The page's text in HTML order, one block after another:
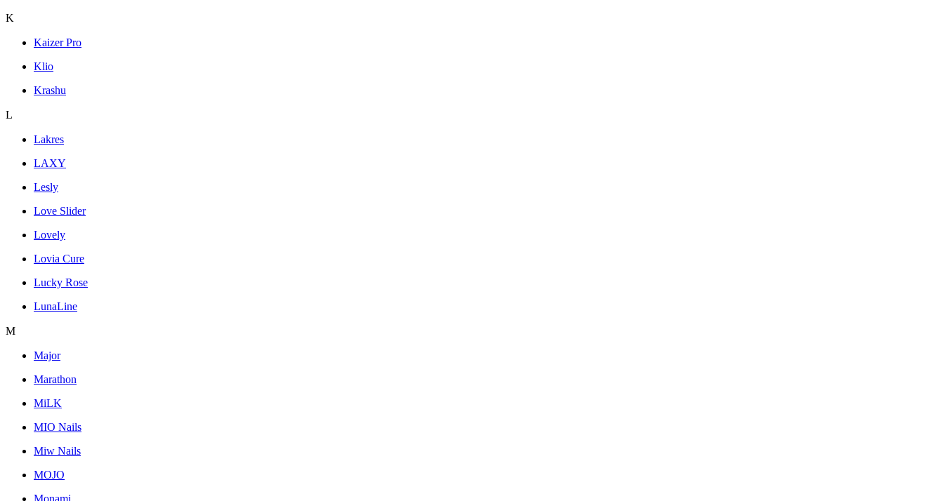
K
Kaizer Pro
Klio
Krashu
L
Lakres
LAXY
Lesly
Love Slider
Lovely
Lovia Cure
Lucky Rose
LunaLine
M
Major
Marathon
MiLK
MIO Nails
Miw Nails
MOJO
Monami